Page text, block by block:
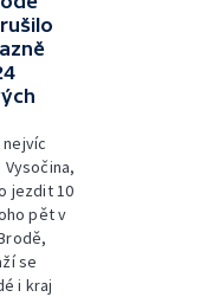
jezdit 10
pět v
se
i kraj